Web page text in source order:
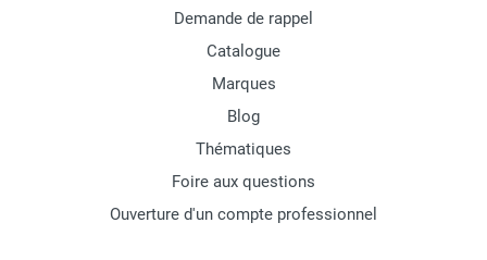
Demande de rappel
Catalogue
Marques
Blog
Thématiques
Foire aux questions
Ouverture d'un compte professionnel